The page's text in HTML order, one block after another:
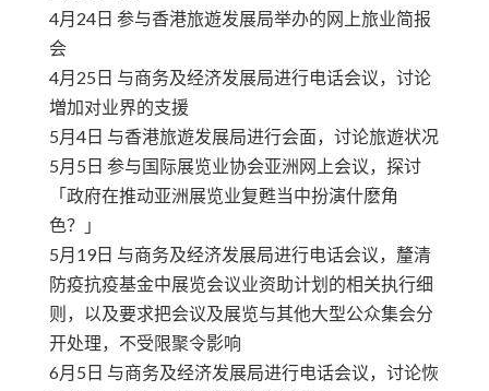
4月24日 参与香港旅遊发展局举办的网上旅业简报
会
4月25日 与商务及经济发展局进行电话会议，讨论
増加对业界的支援
5月4日 与香港旅遊发展局进行会面，讨论旅遊状况
5月5日 参与国际展览业协会亚洲网上会议，探讨
「政府在推动亚洲展览业复甦当中扮演什麽角
色？」
5月19日 与商务及经济发展局进行电话会议，釐清
防疫抗疫基金中展览会议业资助计划的相关执行细
则，以及要求把会议及展览与其他大型公众集会分
开处理，不受限聚令影响
6月5日 与商务及经济发展局进行电话会议，讨论恢